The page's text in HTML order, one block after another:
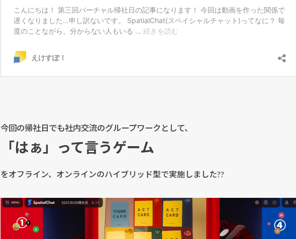
今回の帰社日でも社内交流のグループワークとして、
「はぁ」って言うゲーム
をオフライン、オンラインのハイブリッド型で実施しました??